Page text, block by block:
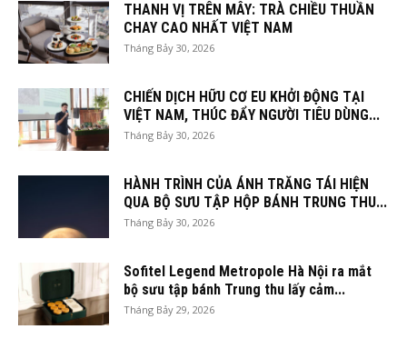
THANH VỊ TRÊN MÂY: TRÀ CHIỀU THUẦN
CHAY CAO NHẤT VIỆT NAM
Tháng Bảy 30, 2026
CHIẾN DỊCH HỮU CƠ EU KHỞI ĐỘNG TẠI
VIỆT NAM, THÚC ĐẨY NGƯỜI TIÊU DÙNG...
Tháng Bảy 30, 2026
HÀNH TRÌNH CỦA ÁNH TRĂNG TÁI HIỆN
QUA BỘ SƯU TẬP HỘP BÁNH TRUNG THU...
Tháng Bảy 30, 2026
Sofitel Legend Metropole Hà Nội ra mắt
bộ sưu tập bánh Trung thu lấy cảm...
Tháng Bảy 29, 2026